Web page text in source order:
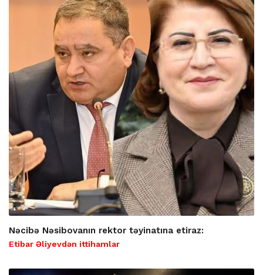
Nəcibə Nəsibovanın rektor təyinatına etiraz:
Etibar Əliyevdən ittihamlar